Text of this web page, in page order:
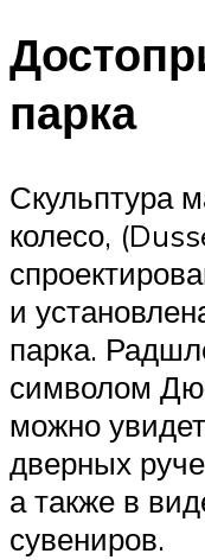
парка
Скульптура
колесо,
и
парка.
символом
можно
дверных
а также в
сувениров.